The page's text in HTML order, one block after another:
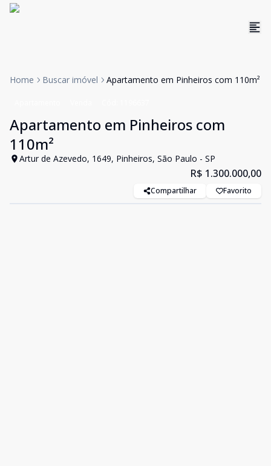
Home Buscar imóvel Apartamento em Pinheiros com 110m²
Apartamento em Pinheiros com
110m²
Artur de Azevedo, 1649, Pinheiros, São Paulo - SP
R$ 1.300.000,00
Compartilhar Favorito